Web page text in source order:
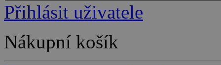
Přihlásit uživatele
Nákupní košík